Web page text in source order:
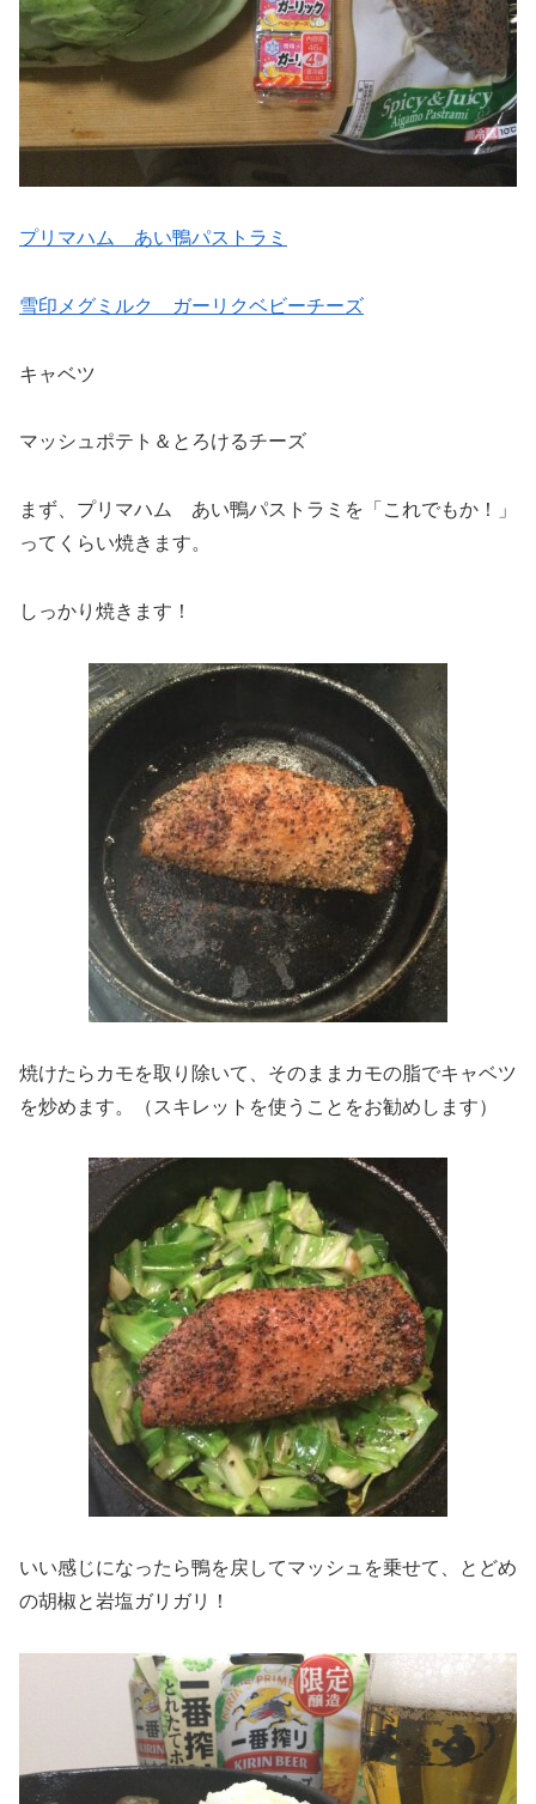
プリマハム あい鴨パストラミ
雪印メグミルク ガーリクベビーチーズ
キャベツ
マッシュポテト＆とろけるチーズ
まず、プリマハム あい鴨パストラミを「これでもか！」
ってくらい焼きます。
しっかり焼きます！
焼けたらカモを取り除いて、そのままカモの脂でキャベツ
を炒めます。（スキレットを使うことをお勧めします）
いい感じになったら鴨を戻してマッシュを乗せて、とどめ
の胡椒と岩塩ガリガリ！